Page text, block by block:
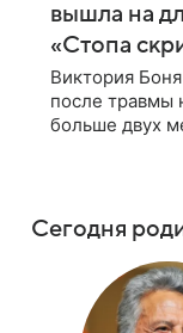
вышла на
«Стопа
Виктория
после травмы
больше двух
Сегодня